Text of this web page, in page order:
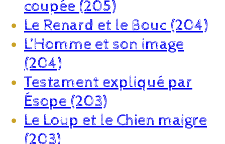
coupée (205)
Le Renard et le Bouc (204)
L’Homme et son image
(204)
Testament expliqué par
Ésope (203)
Le Loup et le Chien maigre
(203)